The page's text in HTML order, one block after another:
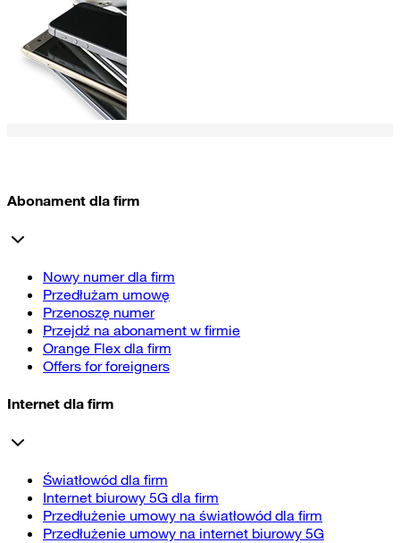
Abonament dla firm
Nowy numer dla firm
Przedłużam umowę
Przenoszę numer
Przejdź na abonament w firmie
Orange Flex dla firm
Offers for foreigners
Internet dla firm
Światłowód dla firm
Internet biurowy 5G dla firm
Przedłużenie umowy na światłowód dla firm
Przedłużenie umowy na internet biurowy 5G